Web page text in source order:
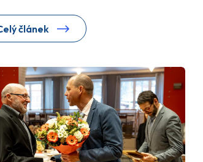
článek